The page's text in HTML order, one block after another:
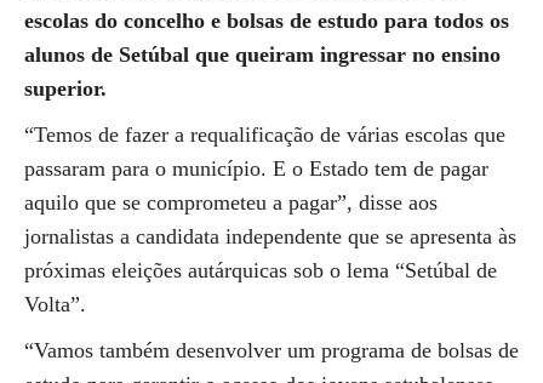
escolas do concelho e bolsas de estudo para todos os
alunos de Setúbal que queiram ingressar no ensino
superior.
“Temos de fazer a requalificação de várias escolas que
passaram para o município. E o Estado tem de pagar
aquilo que se comprometeu a pagar”, disse aos
jornalistas a candidata independente que se apresenta às
próximas eleições autárquicas sob o lema “Setúbal de
Volta”.
“Vamos também desenvolver um programa de bolsas de